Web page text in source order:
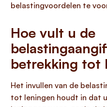
belastingvoordelen te
Hoe vult u de
betrekking tot
Het invullen van de
tot leningen houdt in dat